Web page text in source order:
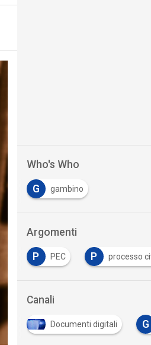
Who's Who
G gambino
Argomenti
P PEC P processo
Canali
Documenti digitali G